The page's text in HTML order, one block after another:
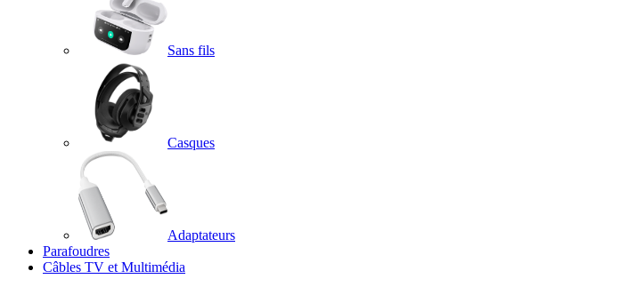
Sans fils
Casques
Adaptateurs
Parafoudres
Câbles TV et Multimédia